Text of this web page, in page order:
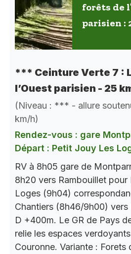
forêts de
parisien :
*** Ceinture Verte 7 :
l’Ouest parisien - 25
(Niveau : *** - allure
km/h)
Rendez-vous : gare
Départ : Petit Jouy Les
RV à 8h05 gare de
8h20 vers Rambouillet
Loges (9h04)
Chantiers (8h46/9h00) vers
D +400m. Le GR de Pays
relie les espaces
Couronne. Variante : Forets